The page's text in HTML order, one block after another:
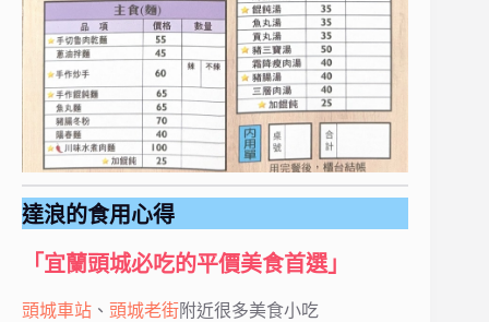
達浪的食用心得
「宜蘭頭城必吃的平價美食首選」
頭城車站 、 頭城老街附近很多美食小吃